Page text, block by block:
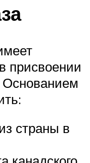
присвоении
Основанием
страны в